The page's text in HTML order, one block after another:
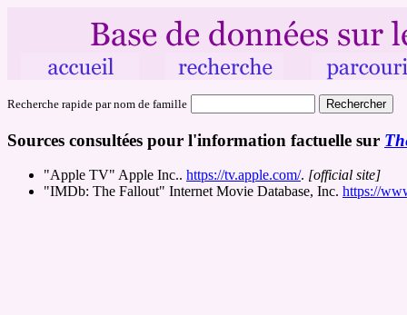
Recherche rapide par nom de famille
Sources consultées pour l'information factuelle sur
"Apple TV" Apple Inc.. https://tv.apple.com/. [official site]
"IMDb: The Fallout" Internet Movie Database, Inc. https://